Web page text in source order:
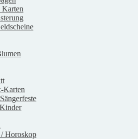
Karten
Karten
/ Horoskop